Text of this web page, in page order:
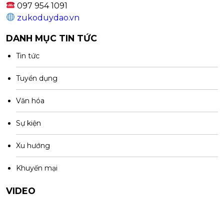
097 954 1091
zukoduydao.vn
DANH MỤC TIN TỨC
Tin tức
Tuyển dụng
Văn hóa
Sự kiện
Xu hướng
Khuyến mại
VIDEO